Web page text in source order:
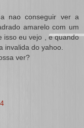
nao conseguir ver a
amarelo com um
isso eu vejo , e quando
invalida do yahoo.
ver?